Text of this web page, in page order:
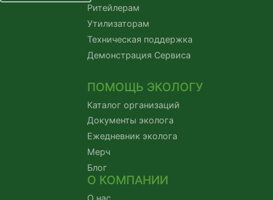
Ритейлерам
Утилизаторам
Техническая поддержка
Демонстрация Сервиса
ПОМОЩЬ ЭКОЛОГУ
Каталог организаций
Документы эколога
Ежедневник эколога
Мерч
Блог
О КОМПАНИИ
О нас